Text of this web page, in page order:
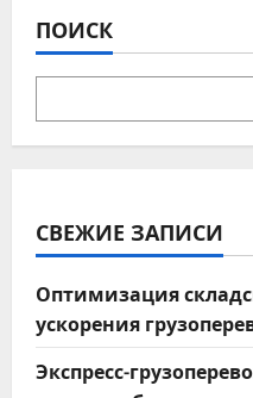
ПОИСК
СВЕЖИЕ ЗАПИСИ
Оптимизация
ускорения
Экспресс-